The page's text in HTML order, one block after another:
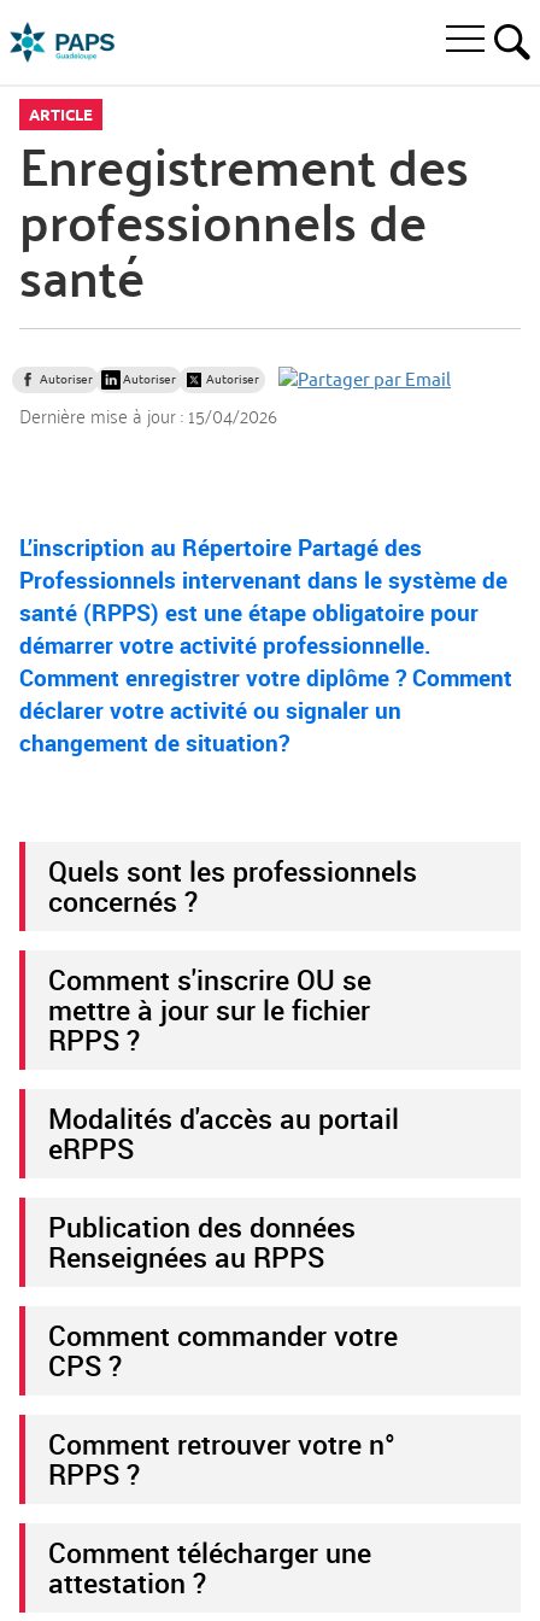
au
menu
au
contenu
Ouvrir
ARTICLE
Enregistrement des
professionnels de
santé
Autoriser Autoriser Autoriser
Dernière mise à jour :15/04/2026
L’inscription au Répertoire Partagé des
Professionnels intervenant dans le système de
santé (RPPS) est une étape obligatoire pour
démarrer votre activité professionnelle.
Comment enregistrer votre diplôme ? Comment
déclarer votre activité ou signaler un
changement de situation?
Quels sont les professionnels
concernés ?
Comment s'inscrire OU se
mettre à jour sur le fichier
RPPS ?
Modalités d'accès au portail
eRPPS
Publication des données
Renseignées au RPPS
Comment commander votre
CPS ?
Comment retrouver votre n°
RPPS ?
Comment télécharger une
attestation ?